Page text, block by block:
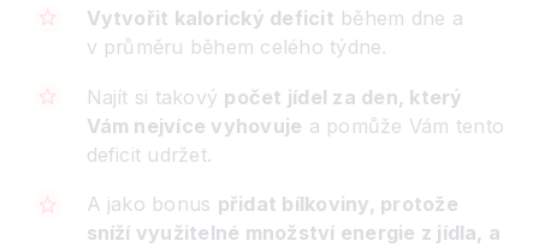
Vytvořit kalorický deficit během dne a
v průměru během celého týdne.
Najít si takový počet jídel za den, který
Vám nejvíce vyhovuje a pomůže Vám tento
deficit udržet.
A jako bonus přidat bílkoviny, protože
sníží využitelné množství energie z jídla, a